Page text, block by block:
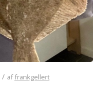
/ affrankgellert